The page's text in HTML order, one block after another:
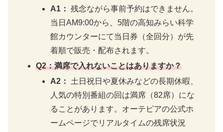
A1： 残念ながら事前予約はできません。
当日AM9:00から、5階の高知みらい科学
館カウンターにて当日券（全回分）が先
着順で販売・配布されます。
Q2：満席で入れないことはありますか？
A2：
土日祝日や夏休みなどの長期休暇、
人気の特別番組の回は満席（82席）にな
ることがあります。オーテピアの公式ホ
ームページでリアルタイムの残席状況